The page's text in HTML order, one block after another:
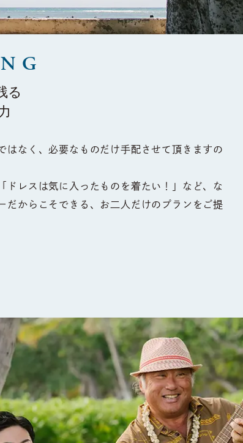
る
はなく、必要なものだけ手配させて頂きますの
ドレスは気に入ったものを着たい！」など、な
だからこそできる、お二人だけのプランをご提